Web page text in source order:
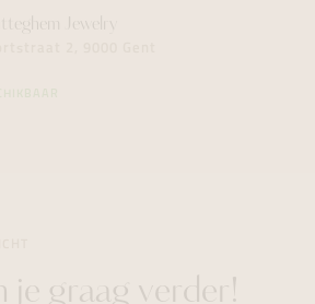
Jewelry
je graag verder!